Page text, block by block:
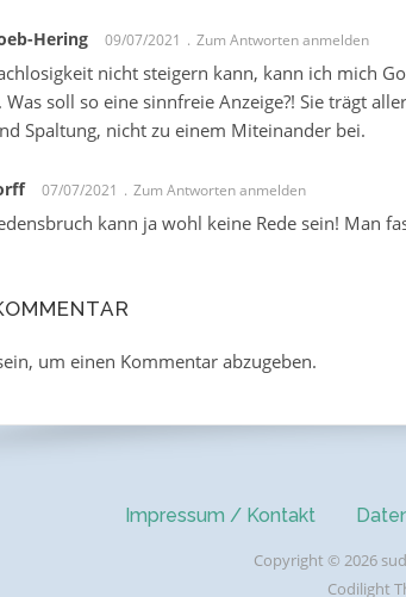
Hering 09/07/2021 Zum Antworten anmelden
nicht steigern kann, kann ich mich
Was soll so eine sinnfreie Anzeige?! Sie trägt
Spaltung, nicht zu einem Miteinander bei.
07/07/2021 Zum Antworten anmelden
kann ja wohl keine Rede sein! Man
um einen Kommentar abzugeben.
Impressum / Kontakt
Copyright © 2026
Codilight